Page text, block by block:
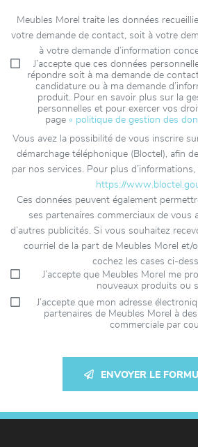
Meubles Morel traite les données
votre demande de contact, soit à votre
à votre demande d’information
J’accepte que ces données
répondre soit à ma demande de
candidature ou à ma demande
produit. Pour en savoir plus sur la
personnelles et pour exercer vos
page « politique de gestion des
Vous avez la possibilité de vous inscrire
démarchage téléphonique (Bloctel), afin
par nos services. Pour plus
https://
Ces données peuvent également
ses partenaires commerciaux de vous
d’autres publicités. Si vous souhaitez
courriel de la part de Meubles Morel et/
cochez les cases ci-
J’accepte que Meubles Morel me
nouveaux produits ou
J’accepte que mon adresse
partenaires de Meubles Morel à
commerciale par
ENVOYER LE